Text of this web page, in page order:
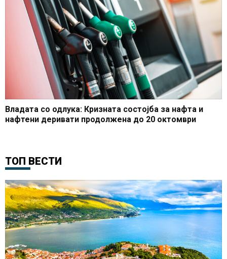
Владата со одлука: Кризната состојба за нафта и
нафтени деривати продолжена до 20 октомври
ТОП ВЕСТИ